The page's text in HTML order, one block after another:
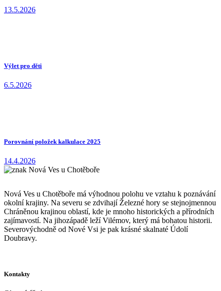
13.5.2026
Výlet pro děti
6.5.2026
Porovnání položek kalkulace 2025
14.4.2026
Nová Ves u Chotěboře má výhodnou polohu ve vztahu k poznávání
okolní krajiny. Na severu se zdvihají Železné hory se stejnojmennou
Chráněnou krajinou oblastí, kde je mnoho historických a přírodních
zajímavostí. Na jihozápadě leží Vilémov, který má bohatou historii.
Severovýchodně od Nové Vsi je pak krásné skalnaté Údolí
Doubravy.
Kontakty